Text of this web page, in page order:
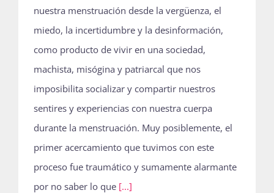
nuestra menstruación desde la vergüenza, el
miedo, la incertidumbre y la desinformación,
como producto de vivir en una sociedad,
machista, misógina y patriarcal que nos
imposibilita socializar y compartir nuestros
sentires y experiencias con nuestra cuerpa
durante la menstruación. Muy posiblemente, el
primer acercamiento que tuvimos con este
proceso fue traumático y sumamente alarmante
por no saber lo que [...]